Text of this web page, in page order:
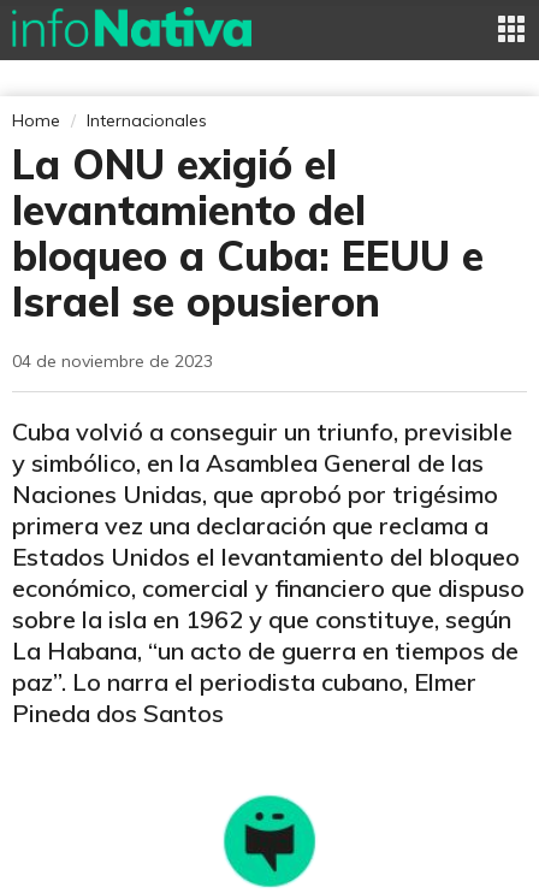
Home Internacionales
La ONU exigió el
levantamiento del
bloqueo a Cuba: EEUU e
Israel se opusieron
04 de noviembre de 2023
Cuba volvió a conseguir un triunfo, previsible
y simbólico, en la Asamblea General de las
Naciones Unidas, que aprobó por trigésimo
primera vez una declaración que reclama a
Estados Unidos el levantamiento del bloqueo
económico, comercial y financiero que dispuso
sobre la isla en 1962 y que constituye, según
La Habana, “un acto de guerra en tiempos de
paz”. Lo narra el periodista cubano, Elmer
Pineda dos Santos